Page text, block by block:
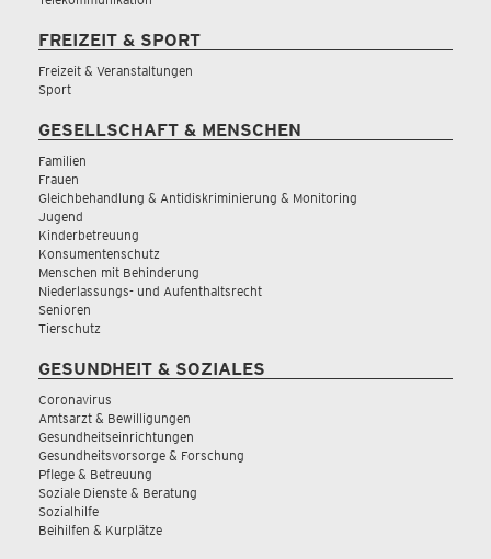
FREIZEIT & SPORT
Freizeit & Veranstaltungen
Sport
GESELLSCHAFT & MENSCHEN
Familien
Frauen
Gleichbehandlung & Antidiskriminierung & Monitoring
Jugend
Kinderbetreuung
Konsumentenschutz
Menschen mit Behinderung
Niederlassungs- und Aufenthaltsrecht
Senioren
Tierschutz
GESUNDHEIT & SOZIALES
Coronavirus
Amtsarzt & Bewilligungen
Gesundheitseinrichtungen
Gesundheitsvorsorge & Forschung
Pflege & Betreuung
Soziale Dienste & Beratung
Sozialhilfe
Beihilfen & Kurplätze